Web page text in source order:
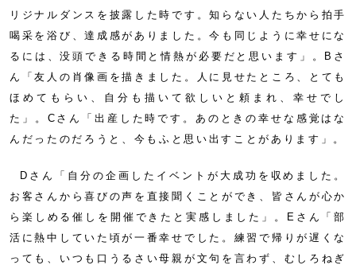
リジナルダンスを披露した時です。知らない人たちから拍手
喝采を浴び、達成感がありました。今も同じように幸せにな
るには、没頭できる時間と情熱が必要だと思います」。Bさ
ん「友人の肖像画を描きました。人に見せたところ、とても
ほめてもらい、自分も描いて欲しいと頼まれ、幸せでし
た」。Cさん「出産した時です。あのときの幸せな感覚はな
んだったのだろうと、今もふと思い出すことがあります」。
Dさん「自分の企画したイベントが大成功を収めました。
お客さんから喜びの声を直接聞くことができ、皆さんが心か
ら楽しめる催しを開催できたと実感しました」。Eさん「部
活に熱中していた頃が一番幸せでした。練習で帰りが遅くな
っても、いつも口うるさい母親が文句を言わず、むしろねぎ